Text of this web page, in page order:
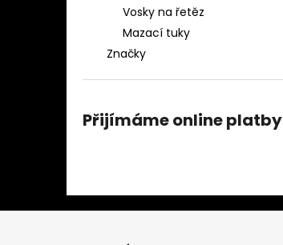
Vosky na řetěz
Mazací tuky
Značky
Přijímáme online platby
Z